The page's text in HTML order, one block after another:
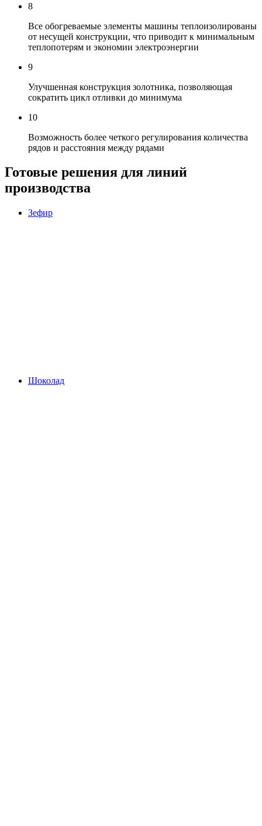
8
Все обогреваемые элементы машины теплоизолированы
от несущей конструкции, что приводит к минимальным
теплопотерям и экономии электроэнергии
9
Улучшенная конструкция золотника, позволяющая
сократить цикл отливки до минимума
10
Возможность более четкого регулирования количества
рядов и расстояния между рядами
Готовые решения для линий
производства
Зефир
Шоколад